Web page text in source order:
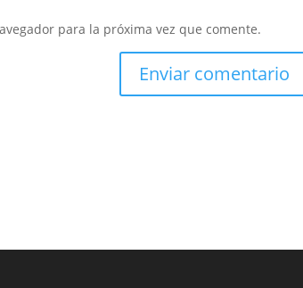
para la próxima vez que comente.